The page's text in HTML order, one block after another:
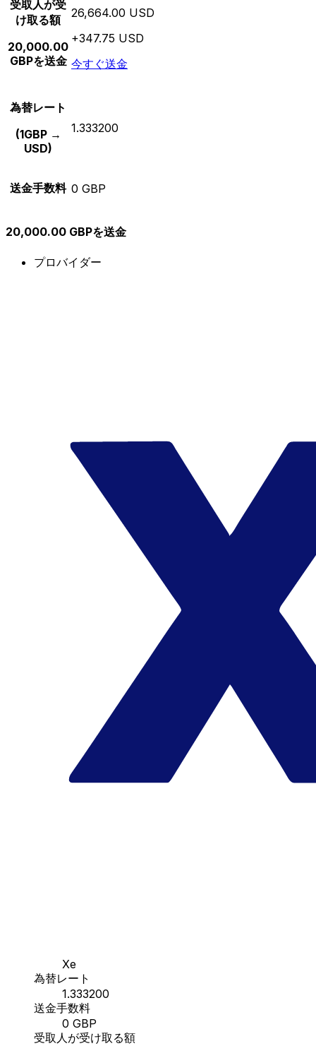
受取人が受
け取る額
20,000.00
GBPを送金
26,664.00 USD
+347.75 USD
今すぐ送金
為替レート
(1GBP →
USD)
1.333200
送金手数料 0 GBP
20,000.00 GBPを送金
プロバイダー
Xe
為替レート
1.333200
送金手数料
0 GBP
受取人が受け取る額